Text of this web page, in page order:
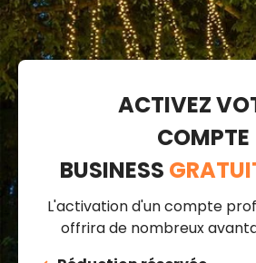
ACTIVEZ
COMPTE
BUSINESS
L'activation d'un compte
offrira de nombreux